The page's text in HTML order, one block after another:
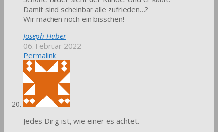
Damit sind scheinbar alle zufrieden…?
Wir machen noch ein bisschen!
Joseph Huber
06. Februar 2022
Permalink
Jedes Ding ist, wie einer es achtet.